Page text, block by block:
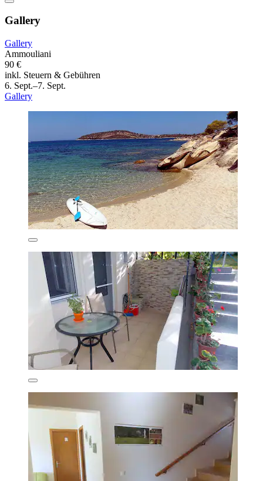
Gallery
Gallery
Ammouliani
90 €
inkl. Steuern & Gebühren
6. Sept.–7. Sept.
Gallery